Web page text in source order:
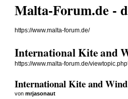
Malta-Forum.de -
https://www.malta-forum.de/
International Kite and
https://www.malta-forum.de/
International Kite and
vonmrjasonaut